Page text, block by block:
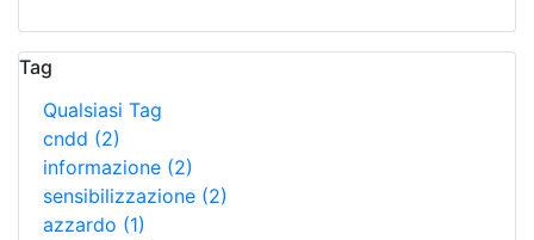
Tag
Qualsiasi Tag
cndd (2)
informazione (2)
sensibilizzazione (2)
azzardo (1)